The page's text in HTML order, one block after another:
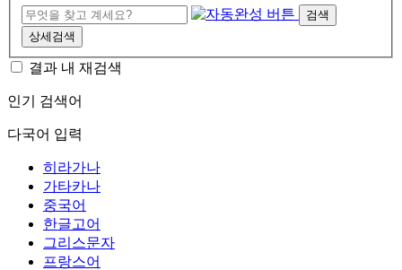
검색
상세검색
결과 내 재검색
인기 검색어
다국어 입력
히라가나
가타카나
중국어
한글고어
그리스문자
프랑스어